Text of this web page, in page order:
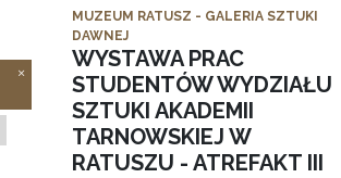
MUZEUM RATUSZ - GALERIA SZTUKI
DAWNEJ
WYSTAWA PRAC
STUDENTÓW WYDZIAŁU
SZTUKI AKADEMII
TARNOWSKIEJ W
RATUSZU - ATREFAKT III